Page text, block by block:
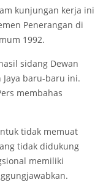
kunjungan kerja ini
Penerangan di
1992.
sidang Dewan
Jaya baru-baru ini.
membahas
tidak memuat
tidak didukung
memiliki